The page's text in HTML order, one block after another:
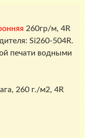
260гр/м, 4R
Si260-504R.
печати водными
260 г./м2, 4R